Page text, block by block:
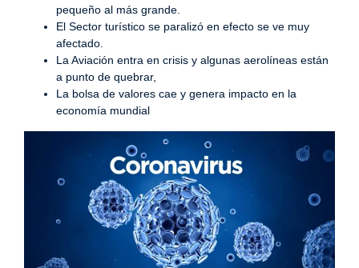
pequeño al más grande.
El Sector turístico se paralizó en efecto se ve muy
afectado.
La Aviación entra en crisis y algunas aerolíneas están
a punto de quebrar,
La bolsa de valores cae y genera impacto en la
economía mundial